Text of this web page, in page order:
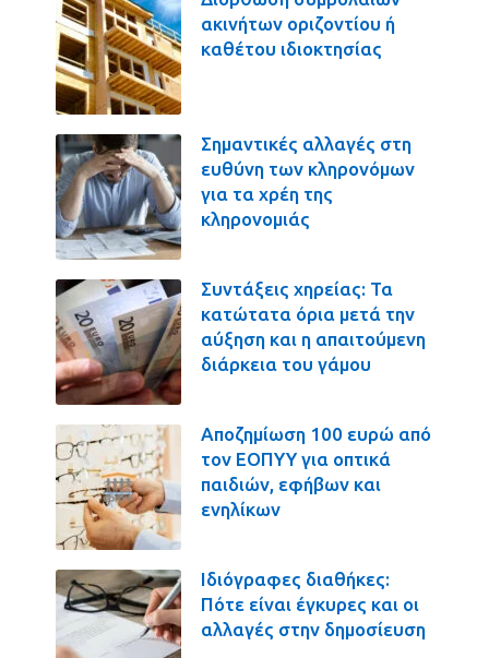
ακινήτων οριζοντίου ή
καθέτου ιδιοκτησίας
Σημαντικές αλλαγές στη
ευθύνη των κληρονόμων
για τα χρέη της
κληρονομιάς
Συντάξεις χηρείας: Τα
κατώτατα όρια μετά την
αύξηση και η απαιτούμενη
διάρκεια του γάμου
Αποζημίωση 100 ευρώ από
τον ΕΟΠΥΥ για οπτικά
παιδιών, εφήβων και
ενηλίκων
Ιδιόγραφες διαθήκες:
Πότε είναι έγκυρες και οι
αλλαγές στην δημοσίευση